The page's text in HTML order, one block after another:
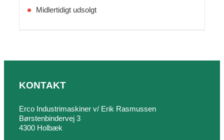
Midlertidigt udsolgt
KONTAKT
Erco Industrimaskiner v/ Erik Rasmussen
Børstenbindervej 3
4300 Holbæk